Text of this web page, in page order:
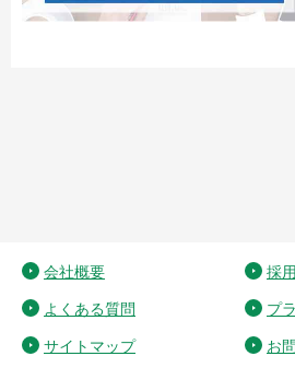
会社概要 採
よくある質問 プ
サイトマップ お